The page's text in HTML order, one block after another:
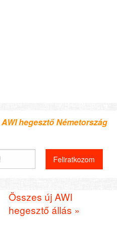
AWI hegesztő Németország
Összes új AWI
hegesztő állás »